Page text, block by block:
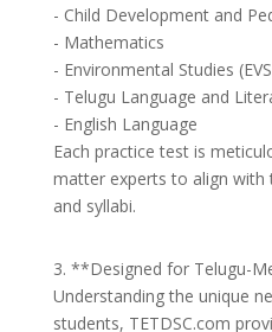
- Child Development and
- Mathematics
- Environmental Studies
- Telugu Language and
- English Language
Each practice test is
matter experts to align with
and syllabi.
3. **Designed for Telugu-
Understanding the unique
students, TETDSC.com